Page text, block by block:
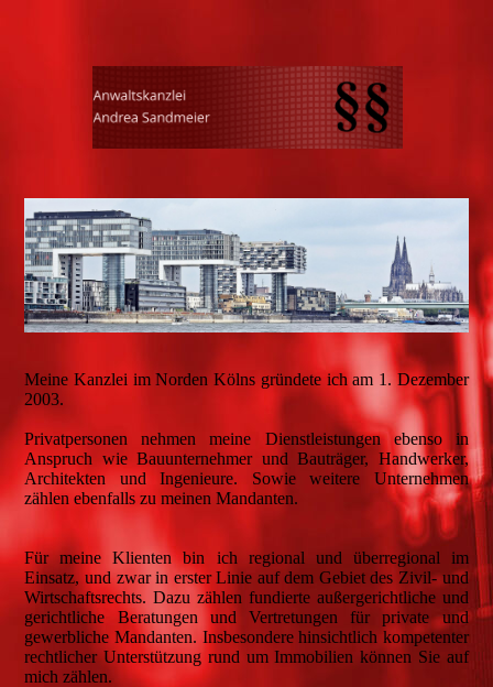
Meine Kanzlei im Norden Kölns gründete ich am 1. Dezember
2003.
Privatpersonen nehmen meine Dienstleistungen ebenso in
Anspruch wie Bauunternehmer und Bauträger, Handwerker,
Architekten und Ingenieure. Sowie weitere Unternehmen
zählen ebenfalls zu meinen Mandanten.
Für meine Klienten bin ich regional und überregional im
Einsatz, und zwar in erster Linie auf dem Gebiet des Zivil- und
Wirtschaftsrechts. Dazu zählen fundierte außergerichtliche und
gerichtliche Beratungen und Vertretungen für private und
gewerbliche Mandanten. Insbesondere hinsichtlich kompetenter
rechtlicher Unterstützung rund um Immobilien können Sie auf
mich zählen.